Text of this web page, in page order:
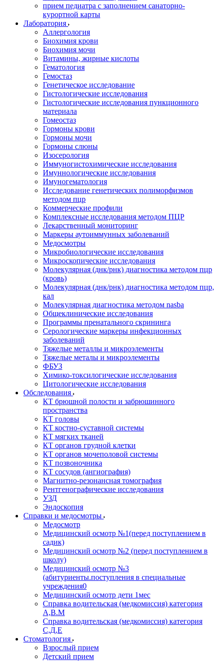
прием педиатра с заполнением санаторно-
курортной карты
Лаборатория
Аллергология
Биохимия крови
Биохимия мочи
Витамины, жирные кислоты
Гематология
Гемостаз
Генетическое исследование
Гистологические исследования
Гистологические исследования пункционного
материала
Гомеостаз
Гормоны крови
Гормоны мочи
Гормоны слюны
Изосерология
Иммуногистохимические исследования
Имуннологические исследования
Имуногематология
Исследование генетических полиморфизмов
методом пцр
Коммерческие профили
Комплексные исследования методом ПЦР
Лекарственный мониторинг
Маркеры аутоиммунных заболеваний
Медосмотры
Микробиологические исследования
Микроскопические исследования
Молекулярная (днк/рнк) диагностика методом пцр
(кровь)
Молекулярная (днк/рнк) диагностика методом пцр,
кал
Молекулярная диагностика методом nasba
Общеклинические исследования
Программы пренатального скрининга
Серологические маркеры инфекционных
заболеваний
Тяжелые металлы и микроэлементы
Тяжелые металы и микроэлементы
ФБУЗ
Химико-токсилогические исследования
Цитологические исследования
Обследования
КТ брюшной полости и забрюшинного
пространства
КТ головы
КТ костно-суставной системы
КТ мягких тканей
КТ органов грудной клетки
КТ органов мочеполовой системы
КТ позвоночника
КТ сосудов (ангиография)
Магнитно-резонансная томография
Рентгенографические исследования
УЗД
Эндоскопия
Справки и медосмотры
Медосмотр
Медицинский осмотр №1(перед поступлением в
садик)
Медицинский осмотр №2 (перед поступлением в
школу)
Медицинский осмотр №3
(абитуриенты.поступления в специальные
учреждения0
Медицинский осмотр дети 1мес
Справка водительская (медкомиссия) категория
А,В.М
Справка водительская (медкомиссия) категория
С,Д,Е
Стоматология
Взрослый прием
Детский прием